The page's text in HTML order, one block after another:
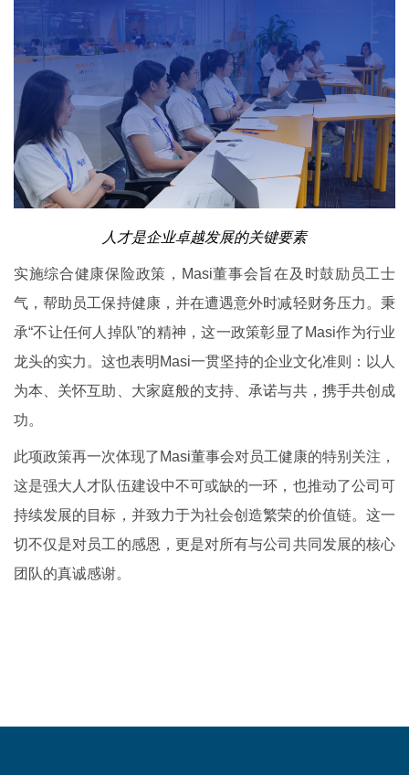
人才是企业卓越发展的关键要素
实施综合健康保险政策，Masi董事会旨在及时鼓励员工士
气，帮助员工保持健康，并在遭遇意外时减轻财务压力。秉
承“不让任何人掉队”的精神，这一政策彰显了Masi作为行业
龙头的实力。这也表明Masi一贯坚持的企业文化准则：以人
为本、关怀互助、大家庭般的支持、承诺与共，携手共创成
功。
此项政策再一次体现了Masi董事会对员工健康的特别关注，
这是强大人才队伍建设中不可或缺的一环，也推动了公司可
持续发展的目标，并致力于为社会创造繁荣的价值链。这一
切不仅是对员工的感恩，更是对所有与公司共同发展的核心
团队的真诚感谢。